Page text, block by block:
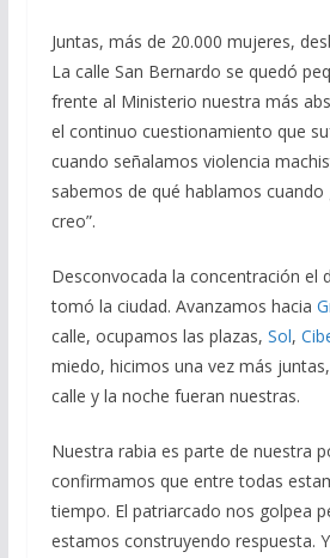
Juntas, más de 20.000 mujeres,
La calle San Bernardo se quedó
frente al Ministerio nuestra más
el continuo cuestionamiento que
cuando señalamos violencia
sabemos de qué hablamos cuando
creo”.
Desconvocada la concentración el
tomó la ciudad. Avanzamos hacia
calle, ocupamos las plazas, Sol,
miedo, hicimos una vez más
calle y la noche fueran nuestras.
Nuestra rabia es parte de nuestra
confirmamos que entre todas
tiempo. El patriarcado nos golpea
estamos construyendo respuesta.